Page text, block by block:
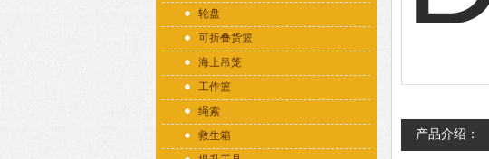
轮盘
可折叠货篮
海上吊笼
工作篮
绳索
救生箱
产品介绍：